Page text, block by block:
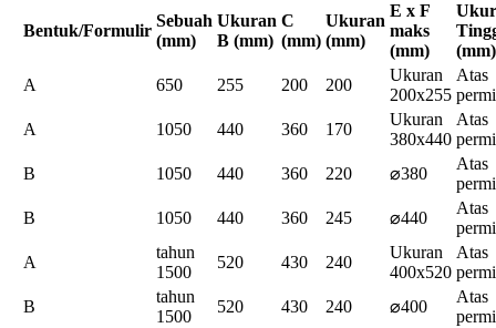
Bentuk/Formulir
Sebuah
(mm)
Ukuran
B (mm)
C
(mm)
Ukuran
(mm)
E x F
maks
(mm)
(mm)
A
650 255 200 200
Ukuran
200x255
Atas
A
1050 440 360 170
Ukuran
380x440
Atas
B
1050 440 360 220 ⌀380
Atas
B
1050 440 360 245 ⌀440
Atas
A
tahun
1500
520 430 240
Ukuran
400x520
Atas
B
tahun
1500
520 430 240 ⌀400
Atas